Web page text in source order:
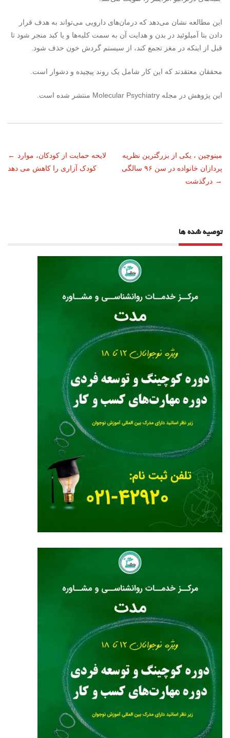
این مطالعه نشان می‌دهد که درمان‌های دارویی می‌تواند به هدف قرار
دادن بتا آمیلوئید در بدن و هدایت آن به سمت کلیه‌ها و یا کبد منجر شود تا
قبل از اینکه در مغز تجمع کند، از سیستم گردش خون حذف شود.
محققان معتقدند که این کار شامل یک روند پیچیده و دشوار است.
این پژوهش در مجله Molecular Psychiatry منتشر شده است.
ناوبری
نوشته
← لایحه حمایت از کودکان، موارد
کودک آزاری را کاهش می دهد
مینوچین ، یکی از بزرگترین نظریه
پردازان خانواده در سن ۹۶ سالگی
درگذشت →
توصیه شده ها